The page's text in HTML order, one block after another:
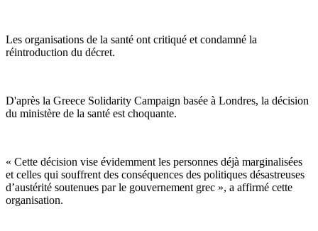
Les organisations de la santé ont critiqué et condamné la
réintroduction du décret.
D'après la Greece Solidarity Campaign basée à Londres, la décision
du ministère de la santé est choquante.
« Cette décision vise évidemment les personnes déjà marginalisées
et celles qui souffrent des conséquences des politiques désastreuses
d’austérité soutenues par le gouvernement grec », a affirmé cette
organisation.